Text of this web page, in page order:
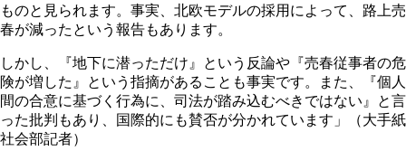
ものと見られます。事実、北欧モデルの採用によって、路上売
春が減ったという報告もあります。
しかし、『地下に潜っただけ』という反論や『売春従事者の危
険が増した』という指摘があることも事実です。また、『個人
間の合意に基づく行為に、司法が踏み込むべきではない』と言
った批判もあり、国際的にも賛否が分かれています」（大手紙
社会部記者）